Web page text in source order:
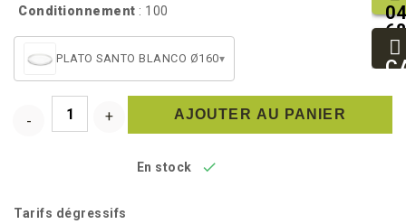
Conditionnement : 100
PLATO SANTO BLANCO Ø160▾
AJOUTER AU PANIER
En stock 
Tarifs dégressifs
04
68
25
93